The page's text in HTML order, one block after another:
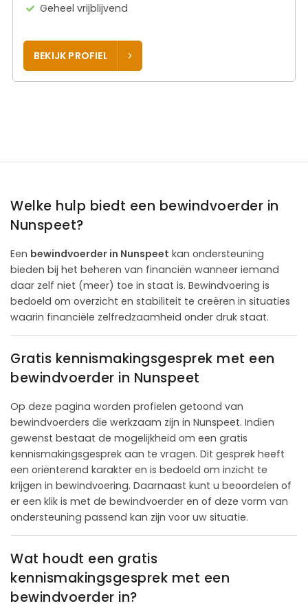
Geheel vrijblijvend
BEKIJK PROFIEL
Welke hulp biedt een bewindvoerder in
Nunspeet?
Een bewindvoerder in Nunspeet kan ondersteuning
bieden bij het beheren van financiën wanneer iemand
daar zelf niet (meer) toe in staat is. Bewindvoering is
bedoeld om overzicht en stabiliteit te creëren in situaties
waarin financiële zelfredzaamheid onder druk staat.
Gratis kennismakingsgesprek met een
bewindvoerder in Nunspeet
Op deze pagina worden profielen getoond van
bewindvoerders die werkzaam zijn in Nunspeet. Indien
gewenst bestaat de mogelijkheid om een gratis
kennismakingsgesprek aan te vragen. Dit gesprek heeft
een oriënterend karakter en is bedoeld om inzicht te
krijgen in bewindvoering. Daarnaast kunt u beoordelen of
er een klik is met de bewindvoerder en of deze vorm van
ondersteuning passend kan zijn voor uw situatie.
Wat houdt een gratis
kennismakingsgesprek met een
bewindvoerder in?